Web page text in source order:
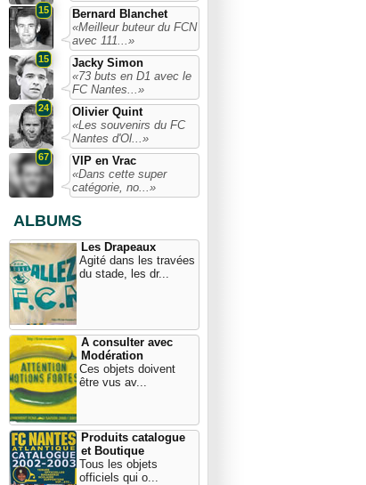
15
Bernard Blanchet
«Meilleur buteur du FCN
avec 111...»
15
Jacky Simon
«73 buts en D1 avec le
FC Nantes...»
24
Olivier Quint
«Les souvenirs du FC
Nantes d'Ol...»
67
VIP en Vrac
«Dans cette super
catégorie, no...»
ALBUMS
Les Drapeaux
Agité dans les travées
du stade, les dr...
A consulter avec
Modération
Ces objets doivent
être vus av...
Produits catalogue
et Boutique
Tous les objets
officiels qui o...